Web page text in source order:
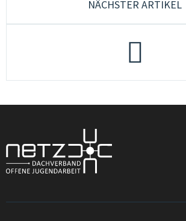
NÄCHSTER ARTIKEL